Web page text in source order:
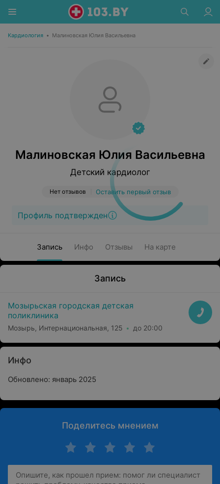
Кардиология • Малиновская Юлия Васильевна
Малиновская Юлия Васильевна
Детский кардиолог
Нет отзывов Оставить первый отзыв
Профиль подтвержден
Запись Инфо Отзывы На карте
Запись
Мозырьская городская детская
поликлиника
Мозырь, Интернациональная, 125 до 20:00
Инфо
Обновлено: январь 2025
Поделитесь мнением